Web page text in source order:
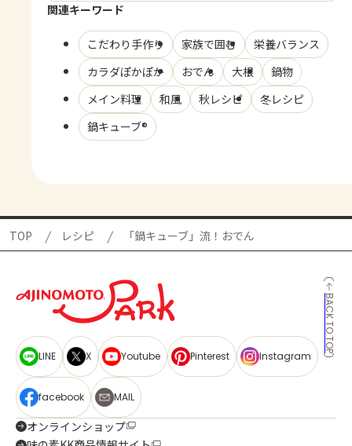
関連キーワード
こだわり手作り 家族で囲む
栄養バランス
カラダぽかぽか
おでん 大根
鍋物
メイン料理
和風 秋レシピ
冬レシピ
鍋キューブ®
TOP レシピ 「鍋キューブ」流！おでん
BACK TO TOP
LINE X Youtube Pinterest Instagram
facebook MAIL
オンラインショップ